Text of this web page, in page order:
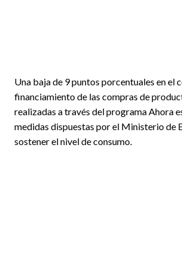
Una baja de 9 puntos porcentuales en el
financiamiento de las compras de
realizadas a través del programa Ahora
medidas dispuestas por el Ministerio de
sostener el nivel de consumo.